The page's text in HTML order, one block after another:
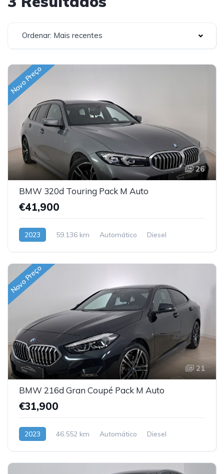
Ordenar: Mais recentes
Novo Preço
26
BMW 320d Touring Pack M Auto
€41,900
2023 59.136 km Automático
Diesel
Novo Preço
21
BMW 216d Gran Coupé Pack M Auto
€31,900
2023 46.552 km Automático
Diesel